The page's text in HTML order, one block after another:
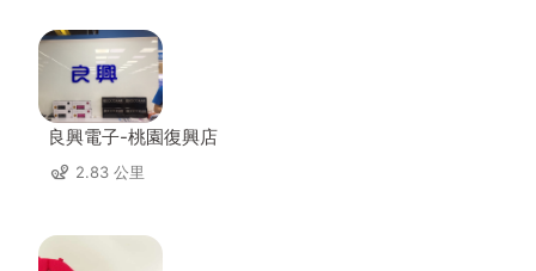
良興電子-桃園復興店
2.83 公里